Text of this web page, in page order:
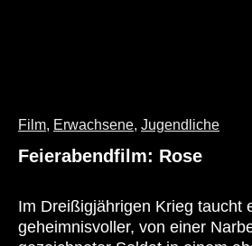
Film, Erwachsene, Jugendliche
Feierabendfilm: Rose
Im Dreißigjährigen Krieg taucht
geheimnisvoller, von einer